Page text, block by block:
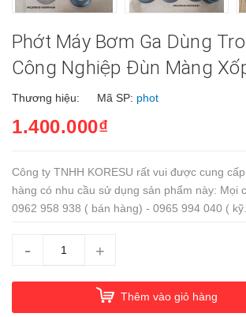
Phớt Máy Bơm Ga Dùng
Công Nghiệp Đùn Màng
Thương hiệu: Mã SP: phot
1.400.000₫
Công ty TNHH KORESU rất vui được cung
hàng có nhu cầu sử dụng sản phẩm này: Mọi
0962 958 938 ( bán hàng) - 0965 994 040 ( kỹ...
- +
Thêm vào giỏ hàng